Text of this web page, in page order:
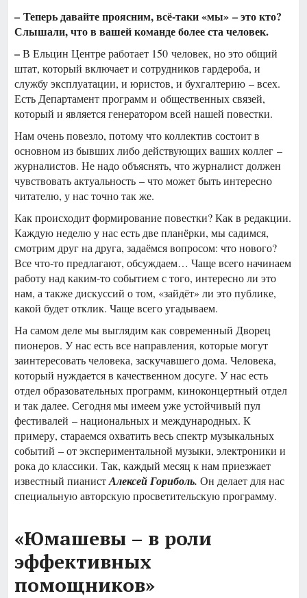
– Теперь давайте проясним, всё-таки «мы» – это кто?
Слышали, что в вашей команде более ста человек.
–В Ельцин Центре работает 150 человек, но это общий
штат, который включает и сотрудников гардероба, и
службу эксплуатации, и юристов, и бухгалтерию – всех.
Есть Департамент программ и общественных связей,
который и является генератором всей нашей повестки.
Нам очень повезло, потому что коллектив состоит в
основном из бывших либо действующих ваших коллег –
журналистов. Не надо объяснять, что журналист должен
чувствовать актуальность – что может быть интересно
читателю, у нас точно так же.
Как происходит формирование повестки? Как в редакции.
Каждую неделю у нас есть две планёрки, мы садимся,
смотрим друг на друга, задаёмся вопросом: что нового?
Все что-то предлагают, обсуждаем… Чаще всего начинаем
работу над каким-то событием с того, интересно ли это
нам, а также дискуссий о том, «зайдёт» ли это публике,
какой будет отклик. Чаще всего угадываем.
На самом деле мы выглядим как современный Дворец
пионеров. У нас есть все направления, которые могут
заинтересовать человека, заскучавшего дома. Человека,
который нуждается в качественном досуге. У нас есть
отдел образовательных программ, киноконцертный отдел
и так далее. Сегодня мы имеем уже устойчивый пул
фестивалей – национальных и международных. К
примеру, стараемся охватить весь спектр музыкальных
событий – от экспериментальной музыки, электроники и
рока до классики. Так, каждый месяц к нам приезжает
известный пианистАлексей Гориболь. Он делает для нас
специальную авторскую просветительскую программу.
«Юмашевы – в роли
эффективных
помощников»